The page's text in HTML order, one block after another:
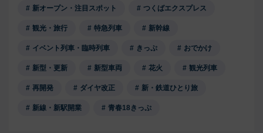
新オープン・注目スポット つくばエクスプレス
観光・旅行 特急列車 新幹線
イベント列車・臨時列車 きっぷ おでかけ
新型・更新 新型車両 花火 観光列車
再開発 ダイヤ改正 新・鉄道ひとり旅
新線・新駅開業 青春18きっぷ